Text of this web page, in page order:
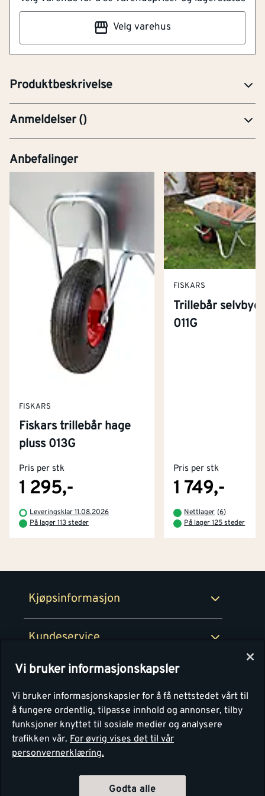
Velg varehus
Produktbeskrivelse
Produktet leveres umontert, og den oversiktlige
konstruksjonen gjør monteringen enkel med standard
festemidler. Deler av teksten er KI-generert. Feil kan
forekomme
Anmeldelser()
Anbefalinger
FISKARS
Fiskars trillebår hage
pluss 013G
Pris per stk
1 295,-
Leveringsklar 11.08.2026
På lager 113 steder
FISKARS
Trillebår
011G
Pris per stk
1 749,-
Nettlager (6)
På lager 125 steder
Kjøpsinformasjon
Kjøpsbetingelser
Betaling
Retur- og angrerettsskjema
Kundeservice
Kontakt oss
Tjenester
Montér Klubb
Montér
Om Montér
Byggevarehus og åpningstider
Prismatch
Personvern
Vi bruker informasjonskapsler
Vi bruker informasjonskapsler for å få nettstedet vårt til
å fungere ordentlig, tilpasse innhold og annonser, tilby
funksjoner knyttet til sosiale medier og analysere
trafikken vår. For øvrig vises det til vår
personvernerklæring.
Godta alle